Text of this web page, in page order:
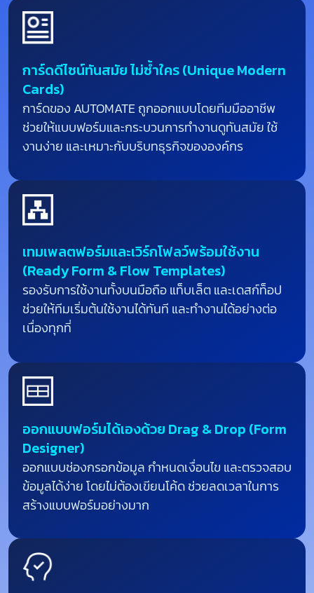
การ์ดดีไซน์ทันสมัย ไม่ซ้ำใคร (Unique Modern
Cards)
การ์ดของ AUTOMATE ถูกออกแบบโดยทีมมืออาชีพ
ช่วยให้แบบฟอร์มและกระบวนการทำงานดูทันสมัย ใช้
งานง่าย และเหมาะกับบริบทธุรกิจขององค์กร
เทมเพลตฟอร์มและเวิร์กโฟลว์พร้อมใช้งาน
(Ready Form & Flow Templates)
รองรับการใช้งานทั้งบนมือถือ แท็บเล็ต และเดสก์ท็อป
ช่วยให้ทีมเริ่มต้นใช้งานได้ทันที และทำงานได้อย่างต่อ
เนื่องทุกที่
ออกแบบฟอร์มได้เองด้วย Drag & Drop (Form
Designer)
ออกแบบช่องกรอกข้อมูล กำหนดเงื่อนไข และตรวจสอบ
ข้อมูลได้ง่าย โดยไม่ต้องเขียนโค้ด ช่วยลดเวลาในการ
สร้างแบบฟอร์มอย่างมาก